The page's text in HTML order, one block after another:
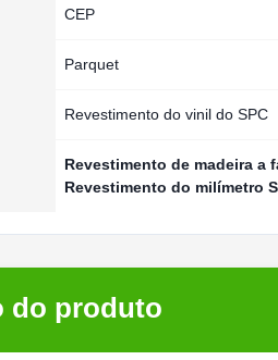
CEP
Parquet
Revestimento do vinil do SPC
Revestimento de madeira a
Revestimento do milímetro
do produto